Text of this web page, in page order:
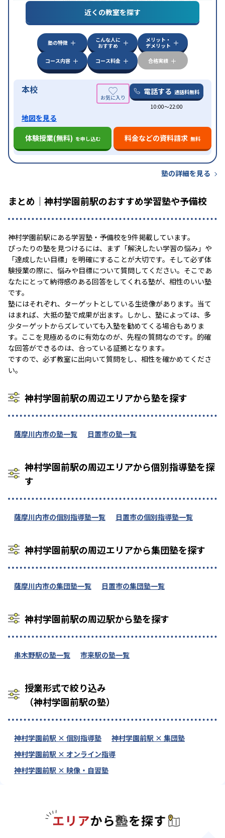
(漢字検定)対策
中高一貫校生に対応成績保証制度あり授業の振替
可能不登校生に対応学習にPC・タブレットを利用
オンライン対応1科目から受講可能
近くの教室を探す
塾の特徴
こんな人に
おすすめ
メリット・
デメリット
コース内容
コース料金 合格実績
本校 電話する 通話料無料
10:00〜22:00
地図を見る
体験授業(無料) を申し込む 料金などの資料請求 無料
塾の詳細を見る
まとめ｜神村学園前駅のおすすめ学習塾や予備校
神村学園前駅にある学習塾・予備校を9件掲載しています。
ぴったりの塾を見つけるには、まず「解決したい学習の悩み」や
「達成したい目標」を明確にすることが大切です。そして必ず体
験授業の際に、悩みや目標について質問してください。そこであ
なたにとって納得感のある回答をしてくれる塾が、相性のいい塾
です。
塾にはそれぞれ、ターゲットとしている生徒像があります。当て
はまれば、大抵の塾で成果が出ます。しかし、塾によっては、多
少ターゲットからズレていても入塾を勧めてくる場合もありま
す。ここを見極めるのに有効なのが、先程の質問なのです。的確
な回答ができるのは、合っている証拠となります。
ですので、必ず教室に出向いて質問をし、相性を確かめてくださ
い。
神村学園前駅の周辺エリアから塾を探す
薩摩川内市の塾一覧 日置市の塾一覧
神村学園前駅の周辺エリアから個別指導塾を探
す
薩摩川内市の個別指導塾一覧 日置市の個別指導塾一覧
神村学園前駅の周辺エリアから集団塾を探す
薩摩川内市の集団塾一覧 日置市の集団塾一覧
神村学園前駅の周辺駅から塾を探す
串木野駅の塾一覧 市来駅の塾一覧
授業形式で絞り込み
（神村学園前駅の塾）
神村学園前駅 × 個別指導塾
神村学園前駅 × 集団塾
神村学園前駅 × オンライン指導
神村学園前駅 × 映像・自習塾